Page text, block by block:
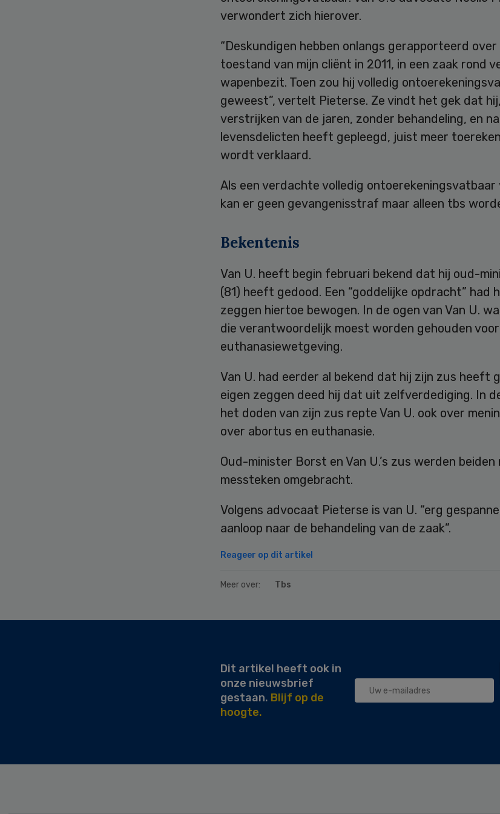
verwondert zich hierover.
“Deskundigen hebben onlangs gerapporteerd
toestand van mijn cliënt in 2011, in een zaak rond
wapenbezit. Toen zou hij volledig
geweest”, vertelt Pieterse. Ze vindt het gek dat
verstrijken van de jaren, zonder behandeling, en
levensdelicten heeft gepleegd, juist meer
wordt verklaard.
Als een verdachte volledig
kan er geen gevangenisstraf maar alleen tbs
Bekentenis
Van U. heeft begin februari bekend dat hij oud-
(81) heeft gedood. Een “goddelijke opdracht” had
zeggen hiertoe bewogen. In de ogen van Van U.
die verantwoordelijk moest worden gehouden voor
euthanasiewetgeving.
Van U. had eerder al bekend dat hij zijn zus heeft
eigen zeggen deed hij dat uit zelfverdediging. In
het doden van zijn zus repte Van U. ook over
over abortus en euthanasie.
Oud-minister Borst en Van U.’s zus werden
messteken omgebracht.
Volgens advocaat Pieterse is van U. “erg
aanloop naar de behandeling van de zaak”.
Reageer op dit artikel
Meer over: Tbs
Dit artikel heeft ook in
onze nieuwsbrief
gestaan. Blijf op de
hoogte.